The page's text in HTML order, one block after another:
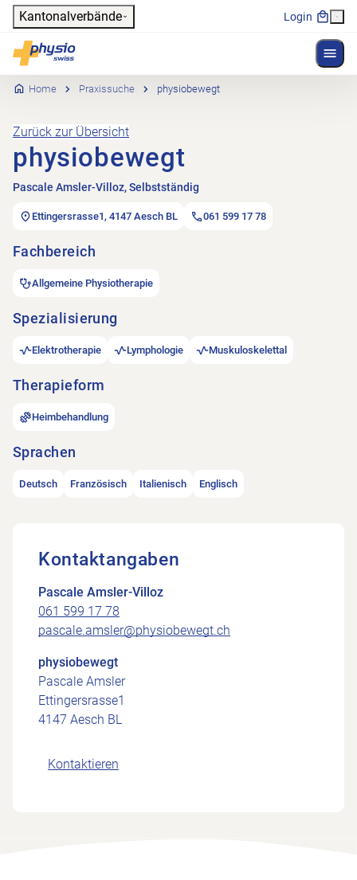
Header
Kantonalverbände Login
Physioswiss
Hauptnavigation
Home Praxissuche physiobewegt
Zurück zur Übersicht
physiobewegt
Pascale Amsler-Villoz, Selbstständig
Ettingersrasse1, 4147 Aesch BL 061 599 17 78
Fachbereich
Allgemeine Physiotherapie
Spezialisierung
Elektrotherapie Lymphologie Muskuloskelettal
Therapieform
Heimbehandlung
Sprachen
Deutsch Französisch Italienisch Englisch
Kontaktangaben
Pascale Amsler-Villoz
061 599 17 78
pascale.amsler@physiobewegt.ch
physiobewegt
Pascale Amsler
Ettingersrasse1
4147 Aesch BL
Kontaktieren